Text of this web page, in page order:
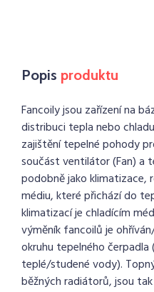
Popis produktu
Fancoily jsou zařízení na
distribuci tepla nebo
zajištění tepelné pohody
součást ventilátor (Fan) a
podobně jako klimatizace,
médiu, které přichází do
klimatizací je chladícím
výměník fancoilů je
okruhu tepelného čerpadla
teplé/studené vody).
běžných radiátorů, jsou